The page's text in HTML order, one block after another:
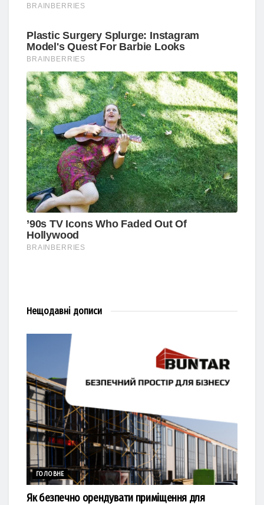
Нещодавні дописи
ГОЛОВНЕ
Як безпечно орендувати приміщення для